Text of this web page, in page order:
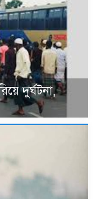
দুর্ঘটনা,